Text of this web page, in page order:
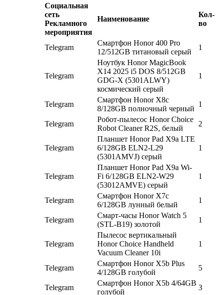
Социальная
сеть
Рекламного
мероприятия
Наименование
Кол-
во
Telegram
Смартфон Honor 400 Pro
12/512GB титановый серый
1
Telegram
Ноутбук Honor MagicBook
X14 2025 i5 DOS 8/512GB
GDG-X (5301ALWY)
космический серый
1
Telegram
Смартфон Honor X8c
8/128GB полночный черный
1
Telegram
Робот-пылесос Honor Choice
Robot Cleaner R2S, белый
2
Telegram
Планшет Honor Pad X9a LTE
6/128GB ELN2-L29
(5301AMVJ) серый
1
Telegram
Планшет Honor Pad X9a Wi-
Fi 6/128GB ELN2-W29
(53012AMVE) серый
1
Telegram
Смартфон Honor X7c
6/128GB лунный белый
1
Telegram
Смарт-часы Honor Watch 5
(STL-B19) золотой
1
Telegram
Пылесос вертикальный
Honor Choice Handheld
Vacuum Cleaner 10i
1
Telegram
Смартфон Honor X5b Plus
4/128GB голубой
5
Telegram
Смартфон Honor X5b 4/64GB
голубой
3